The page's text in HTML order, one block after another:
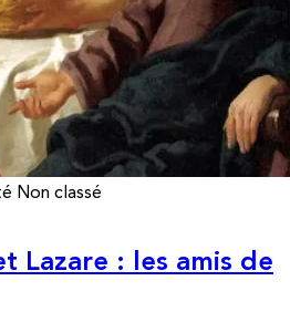
Non classé
Lazare : les amis de